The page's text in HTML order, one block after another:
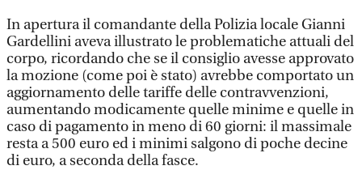
In apertura il comandante della Polizia locale Gianni
Gardellini aveva illustrato le problematiche attuali del
corpo, ricordando che se il consiglio avesse approvato
la mozione (come poi è stato) avrebbe comportato un
aggiornamento delle tariffe delle contravvenzioni,
aumentando modicamente quelle minime e quelle in
caso di pagamento in meno di 60 giorni: il massimale
resta a 500 euro ed i minimi salgono di poche decine
di euro, a seconda della fasce.